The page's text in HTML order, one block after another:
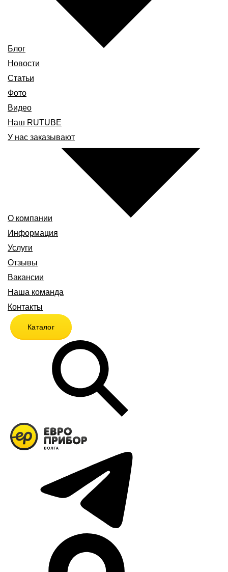
Блог
Новости
Статьи
Фото
Видео
Наш RUTUBE
У нас заказывают
О компании
Информация
Услуги
Отзывы
Вакансии
Наша команда
Контакты
Каталог